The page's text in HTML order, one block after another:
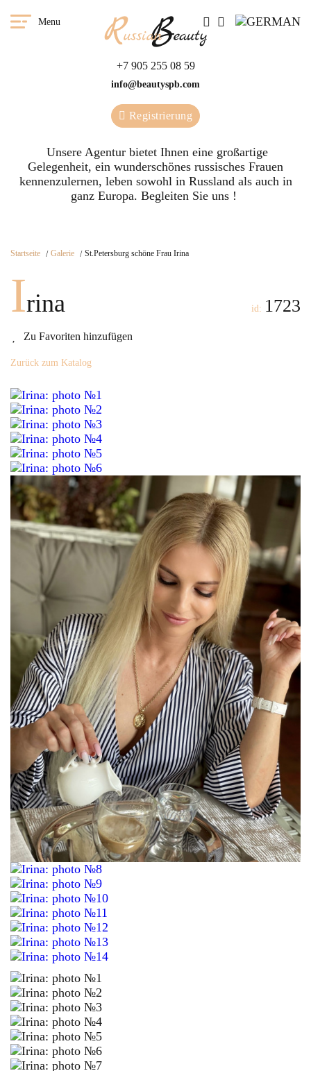
Menu
+7 905 255 08 59
info@beautyspb.com
Registrierung
Unsere Agentur bietet Ihnen eine großartige
Gelegenheit, ein wunderschönes russisches Frauen
kennenzulernen, leben sowohl in Russland als auch in
ganz Europa. Begleiten Sie uns !
Startseite Galerie St.Petersburg schöne Frau Irina
Irina
Zu Favoriten hinzufügen
id: 1723
Zurück zum Katalog